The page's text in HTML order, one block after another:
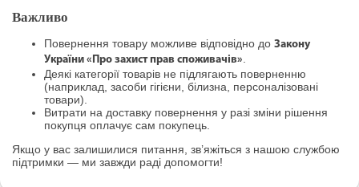
Важливо
Повернення товару можливе відповідно до Закону
України «Про захист прав споживачів».
Деякі категорії товарів не підлягають поверненню
(наприклад, засоби гігієни, білизна, персоналізовані
товари).
Витрати на доставку повернення у разі зміни рішення
покупця оплачує сам покупець.
Якщо у вас залишилися питання, зв’яжіться з нашою службою
підтримки — ми завжди раді допомогти!